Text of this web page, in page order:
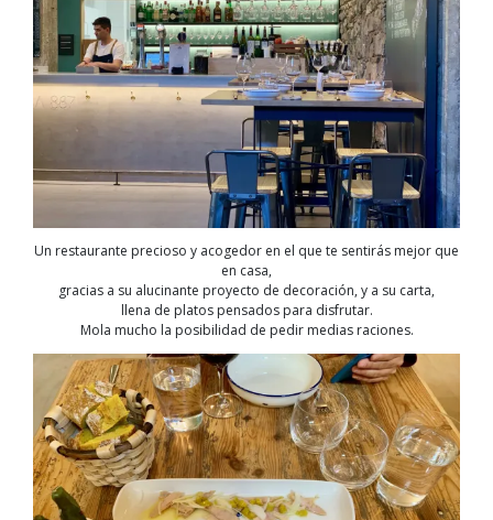
Un restaurante precioso y acogedor en el que te sentirás mejor que
en casa,
gracias a su alucinante proyecto de decoración, y a su carta,
llena de platos pensados para disfrutar.
Mola mucho la posibilidad de pedir medias raciones.